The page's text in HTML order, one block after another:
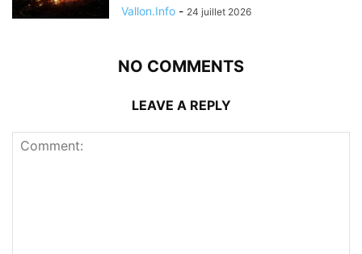
Vallon.Info - 24 juillet 2026
NO COMMENTS
LEAVE A REPLY